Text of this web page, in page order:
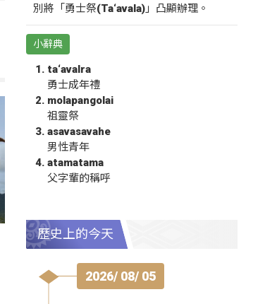
別將「勇士祭(Ta‘avala)」凸顯辦理。
小辭典
ta‘avalra
勇士成年禮
molapangolai
祖靈祭
asavasavahe
男性青年
atamatama
父字輩的稱呼
歷史上的今天
2026/ 08/ 05